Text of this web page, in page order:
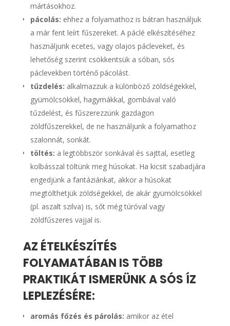
mártásokhoz.
pácolás: ehhez a folyamathoz is bátran használjuk
a már fent leírt fűszereket. A páclé elkészítéséhez
használjunk ecetes, vagy olajos pácleveket, és
lehetőség szerint csökkentsük a sóban, sós
páclevekben történő pácolást.
tűzdelés: alkalmazzuk a különböző zöldségekkel,
gyümölcsökkel, hagymákkal, gombával való
tűzdelést, és fűszerezzünk gazdagon
zöldfűszerekkel, de ne használjunk a folyamathoz
szalonnát, sonkát.
töltés: a legtöbbször sonkával és sajttal, esetleg
kolbásszal töltünk meg húsokat. Ha kicsit szabadjára
engedjünk a fantáziánkat, akkor a húsokat
megtölthetjük zöldségekkel, de akár gyümölcsökkel
(pl. aszalt szilva) is, sőt még túróval vagy
zöldfűszeres vajjal is.
AZ ÉTELKÉSZÍTÉS
FOLYAMATÁBAN IS TÖBB
PRAKTIKÁT ISMERÜNK A SÓS ÍZ
LEPLEZÉSÉRE:
aromás főzés és párolás: amikor az étel